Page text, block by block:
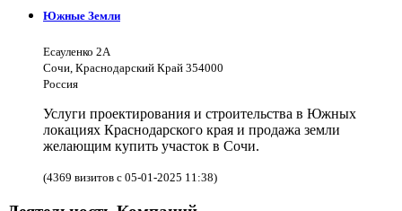
Южные Земли
Есауленко 2А
Сочи, Краснодарский Край 354000
Россия
Услуги проектирования и строительства в Южных
локациях Краснодарского края и продажа земли
желающим купить участок в Сочи.
(4369 визитов с 05-01-2025 11:38)